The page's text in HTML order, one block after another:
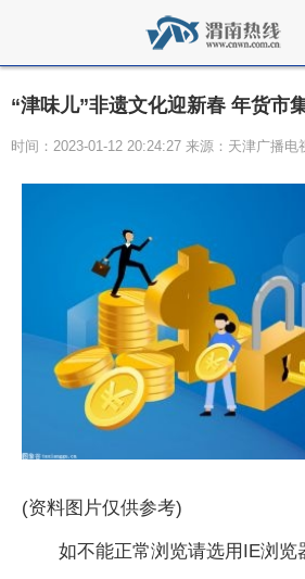
“津味儿”非遗文化迎新春 年货市
时间：2023-01-12 20:24:27 来源：天津广播电
(资料图片仅供参考)
如不能正常浏览请选用IE浏览